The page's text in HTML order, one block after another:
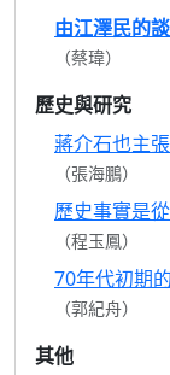
由江澤民的
（蔡瑋）
歷史與研究
蔣介石也主
（張海鵬）
歷史事實是
（程玉鳳）
70年代初期
（郭紀舟）
其他